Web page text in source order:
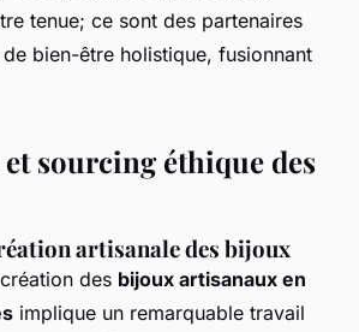
tenue; ce sont des partenaires
bien-être holistique, fusionnant
sourcing éthique des
artisanale des bijoux
des bijoux artisanaux en
implique un remarquable travail